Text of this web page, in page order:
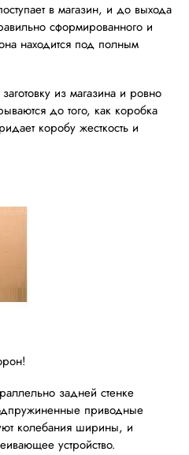
в магазин, и до выхода
сформированного и
находится под полным
из магазина и ровно
до того, как коробка
коробу жесткость и
задней стенке
приводные
колебания ширины, и
устройство.